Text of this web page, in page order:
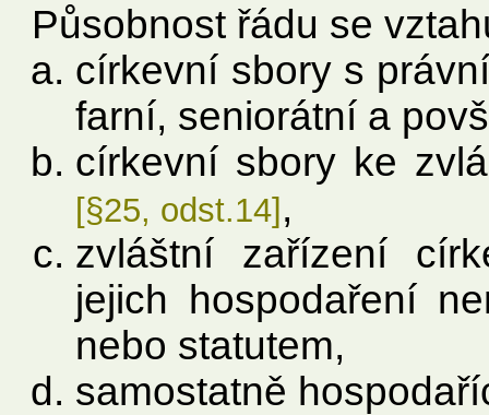
Působnost řádu se
církevní sbory s
farní, seniorátní a
církevní sbory ke
[§25, odst.14] ,
zvláštní zařízení
jejich hospodaření
nebo statutem,
samostatně